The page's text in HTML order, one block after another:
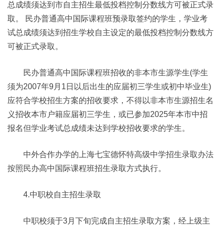
总成绩须达到市自主招生最低投档控制分数线方可被正式录
取。 民办普通高中国际课程班预录取签约的学生，学业考
试总成绩须达到招生学校自主设定的最低投档控制分数线方
可被正式录取。
民办普通高中国际课程班招收的非本市生源学生(学生
须为2007年9月1日以后出生的应届初三学生或初中毕业生)
应符合学校招生方案的招收要求，不得以非本市生源招生名
义招收本市户籍应届初三学生，或已参加2025年本市中招
报名但学业考试总成绩未达到学校招收要求的学生。
中外合作办学的上海七宝德怀特高级中学招生录取办法
按照民办高中国际课程班招生录取方式执行。
4.中职校自主招生录取
中职校须于3月下旬完成自主招生录取方案，经上级主